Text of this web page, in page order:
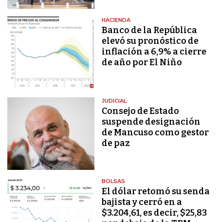
HACIENDA
Banco de la República
elevó su pronóstico de
inflación a 6,9% a cierre
de año por El Niño
JUDICIAL
Consejo de Estado
suspende designación
de Mancuso como gestor
de paz
BOLSAS
El dólar retomó su senda
bajista y cerró en a
$3.204,61, es decir, $25,83